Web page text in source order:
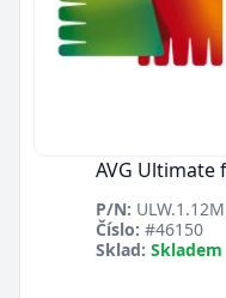
AVG Ultimate
P/N: ULW.1.12M
Číslo: #46150
Sklad: Skladem